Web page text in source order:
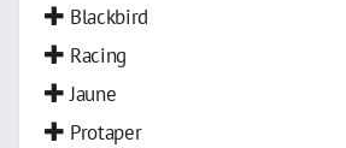
Blackbird
Racing
Jaune
Protaper